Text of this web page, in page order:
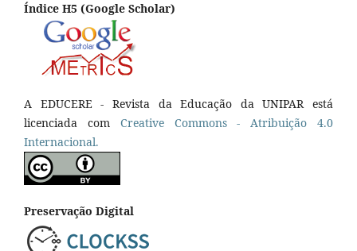
Índice H5 (Google Scholar)
A EDUCERE - Revista da Educação da UNIPAR está
licenciada com CreativeCommons - Atribuição 4.0
Internacional.
Preservação Digital